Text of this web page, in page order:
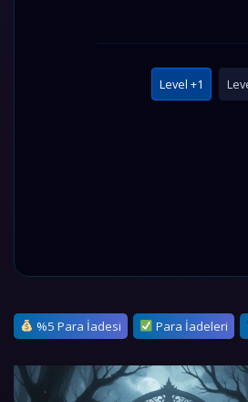
Level +1
%5 Para İadesi Para İadeleri